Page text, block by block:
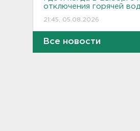
отключения горячей
21:45, 05.08.2026
Показываем канал и
что наехала на детей
Все новости